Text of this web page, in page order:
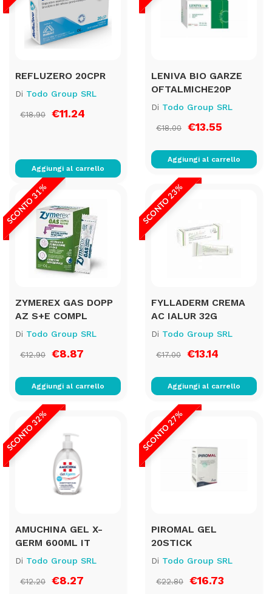
REFLUZERO 20CPR
Di Todo Group SRL
€18.90 €11.24
Aggiungi al carrello
LENIVA BIO GARZE
OFTALMICHE20P
Di Todo Group SRL
€18.00 €13.55
Aggiungi al carrello
SCONTO 31%
ZYMEREX GAS DOPP
AZ S+E COMPL
Di Todo Group SRL
€12.90 €8.87
Aggiungi al carrello
SCONTO 23%
FYLLADERM CREMA
AC IALUR 32G
Di Todo Group SRL
€17.00 €13.14
Aggiungi al carrello
SCONTO 32%
AMUCHINA GEL X-
GERM 600ML IT
Di Todo Group SRL
€12.20 €8.27
SCONTO 27%
PIROMAL GEL
20STICK
Di Todo Group SRL
€22.80 €16.73